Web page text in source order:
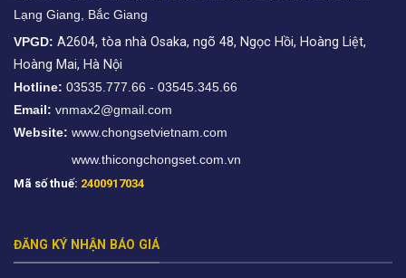
Lạng Giang, Bắc Giang
VPGD: A2604, tòa nhà Osaka, ngõ 48, Ngọc Hồi, Hoàng Liệt,
Hoàng Mai, Hà Nội
Hotline: 03535.777.66 - 03545.345.66
Email: vnmax2@gmail.com
Website: www.chongsetvietnam.com
www.thicongchongset.com.vn
Mã số thuế: 2400917034
ĐĂNG KÝ NHẬN BÁO GIÁ